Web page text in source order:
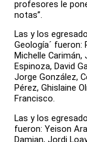
profesores le
notas”.
Las y los
Geología´ fueron:
Michelle
Espinoza, David
Jorge González,
Pérez, Ghislaine
Francisco.
Las y los
fueron: Yeison
Damian, Jordi